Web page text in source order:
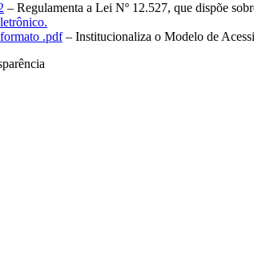
– Regulamenta a Lei Nº 12.527, que dispõe
.pdf– Institucionaliza o Modelo de